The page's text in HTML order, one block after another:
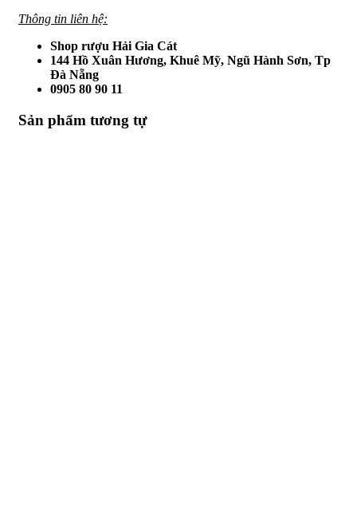
Thông tin liên hệ:
Shop rượu Hải Gia Cát
144 Hồ Xuân Hương, Khuê Mỹ, Ngũ Hành Sơn, Tp
Đà Nẵng
0905 80 90 11
Sản phẩm tương tự